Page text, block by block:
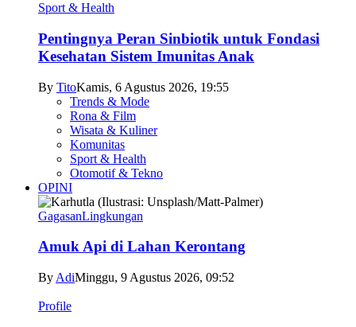
Sport & Health
Pentingnya Peran Sinbiotik untuk Fondasi
Kesehatan Sistem Imunitas Anak
By TitoKamis, 6 Agustus 2026, 19:55
Trends & Mode
Rona & Film
Wisata & Kuliner
Komunitas
Sport & Health
Otomotif & Tekno
OPINI
GagasanLingkungan
Amuk Api di Lahan Kerontang
By AdiMinggu, 9 Agustus 2026, 09:52
Profile